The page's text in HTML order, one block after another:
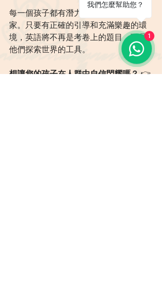
每一個孩子都有潛力成為出色的演說
家。只要有正確的引導和充滿樂趣的環
境，英語將不再是考卷上的題目，而是
他們探索世界的工具。
想讓您的孩子在人群中自信閃耀嗎？ 👉
我們怎麼幫助您？
1